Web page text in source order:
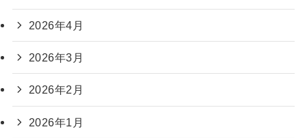
2026年4月
2026年3月
2026年2月
2026年1月